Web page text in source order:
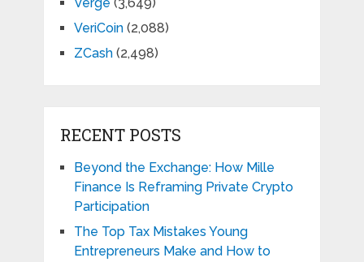
Verge (3,649)
VeriCoin(2,088)
ZCash(2,498)
RECENT POSTS
Beyond the Exchange: How Mille
Finance Is Reframing Private Crypto
Participation
The Top Tax Mistakes Young
Entrepreneurs Make and How to